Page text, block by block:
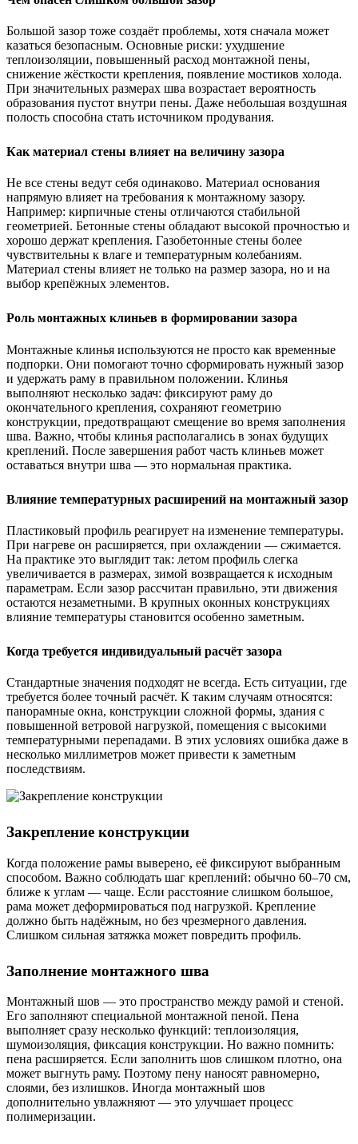
Большой зазор тоже создаёт проблемы, хотя сначала может
казаться безопасным. Основные риски: ухудшение
теплоизоляции, повышенный расход монтажной пены,
снижение жёсткости крепления, появление мостиков холода.
При значительных размерах шва возрастает вероятность
образования пустот внутри пены. Даже небольшая воздушная
полость способна стать источником продувания.
Как материал стены влияет на величину зазора
Не все стены ведут себя одинаково. Материал основания
напрямую влияет на требования к монтажному зазору.
Например: кирпичные стены отличаются стабильной
геометрией. Бетонные стены обладают высокой прочностью и
хорошо держат крепления. Газобетонные стены более
чувствительны к влаге и температурным колебаниям.
Материал стены влияет не только на размер зазора, но и на
выбор крепёжных элементов.
Роль монтажных клиньев в формировании зазора
Монтажные клинья используются не просто как временные
подпорки. Они помогают точно сформировать нужный зазор
и удержать раму в правильном положении. Клинья
выполняют несколько задач: фиксируют раму до
окончательного крепления, сохраняют геометрию
конструкции, предотвращают смещение во время заполнения
шва. Важно, чтобы клинья располагались в зонах будущих
креплений. После завершения работ часть клиньев может
оставаться внутри шва — это нормальная практика.
Влияние температурных расширений на монтажный зазор
Пластиковый профиль реагирует на изменение температуры.
При нагреве он расширяется, при охлаждении — сжимается.
На практике это выглядит так: летом профиль слегка
увеличивается в размерах, зимой возвращается к исходным
параметрам. Если зазор рассчитан правильно, эти движения
остаются незаметными. В крупных оконных конструкциях
влияние температуры становится особенно заметным.
Когда требуется индивидуальный расчёт зазора
Стандартные значения подходят не всегда. Есть ситуации, где
требуется более точный расчёт. К таким случаям относятся:
панорамные окна, конструкции сложной формы, здания с
повышенной ветровой нагрузкой, помещения с высокими
температурными перепадами. В этих условиях ошибка даже в
несколько миллиметров может привести к заметным
последствиям.
Закрепление конструкции
Когда положение рамы выверено, её фиксируют выбранным
способом. Важно соблюдать шаг креплений: обычно 60–70 см,
ближе к углам — чаще. Если расстояние слишком большое,
рама может деформироваться под нагрузкой. Крепление
должно быть надёжным, но без чрезмерного давления.
Слишком сильная затяжка может повредить профиль.
Заполнение монтажного шва
Монтажный шов — это пространство между рамой и стеной.
Его заполняют специальной монтажной пеной. Пена
выполняет сразу несколько функций: теплоизоляция,
шумоизоляция, фиксация конструкции. Но важно помнить:
пена расширяется. Если заполнить шов слишком плотно, она
может выгнуть раму. Поэтому пену наносят равномерно,
слоями, без излишков. Иногда монтажный шов
дополнительно увлажняют — это улучшает процесс
полимеризации.